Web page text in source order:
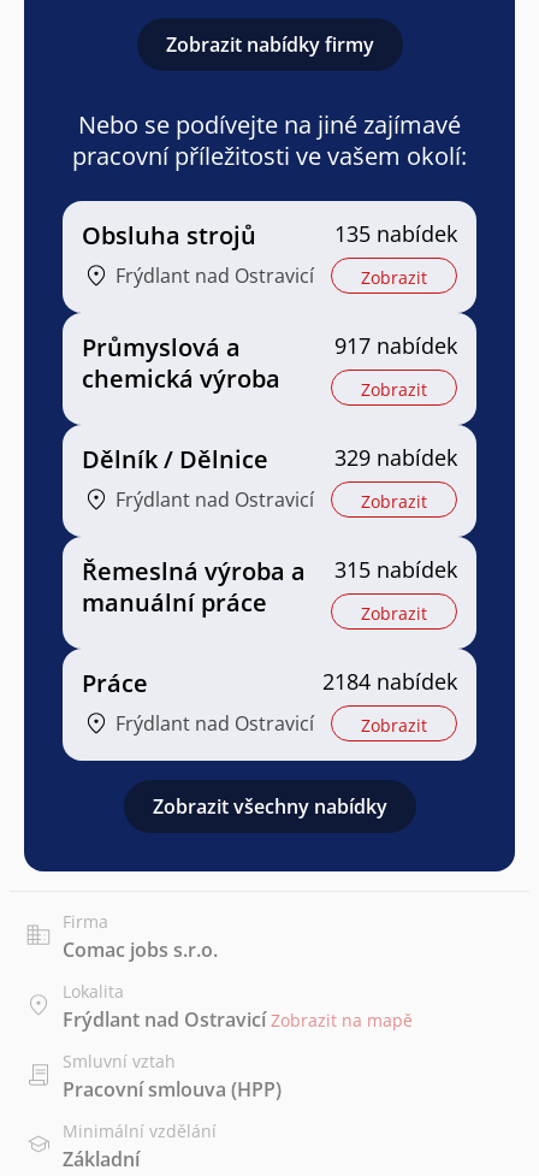
Zobrazit nabídky firmy
Nebo se podívejte na jiné zajímavé
pracovní příležitosti ve vašem okolí:
Obsluha strojů
Frýdlant nad Ostravicí
135 nabídek
Zobrazit
Průmyslová a
chemická výroba
917 nabídek
Zobrazit
Dělník / Dělnice
Frýdlant nad Ostravicí
329 nabídek
Zobrazit
Řemeslná výroba a
manuální práce
315 nabídek
Zobrazit
Práce
Frýdlant nad Ostravicí
2184 nabídek
Zobrazit
Zobrazit všechny nabídky
Firma
Comac jobs s.r.o.
Lokalita
Frýdlant nad Ostravicí Zobrazit na mapě
Smluvní vztah
Pracovní smlouva (HPP)
Minimální vzdělání
Základní